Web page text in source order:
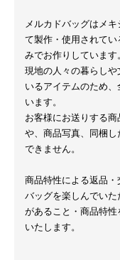
メルカドバッグはメ
て製作・使用されて
みでお作りしています
現地の人々の暮らし
いるアイテムのため
います。
お客様にお送りする
や、商品写真、同梱
できません。
商品特性による返品
バッグを楽しんでい
があること・商品特
いたします。